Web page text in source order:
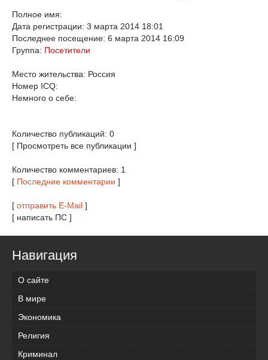
Полное имя:
Дата регистрации: 3 марта 2014 18:01
Последнее посещение: 6 марта 2014 16:09
Группа: Посетители
Место жительства: Россия
Номер ICQ:
Немного о себе:
Количество публикаций: 0
[ Просмотреть все публикации ]
Количество комментариев: 1
[ Последние комментарии ]
[ отправить E-Mail ]
[ написать ПС ]
Навигация
О сайте
В мире
Экономика
Религия
Криминал